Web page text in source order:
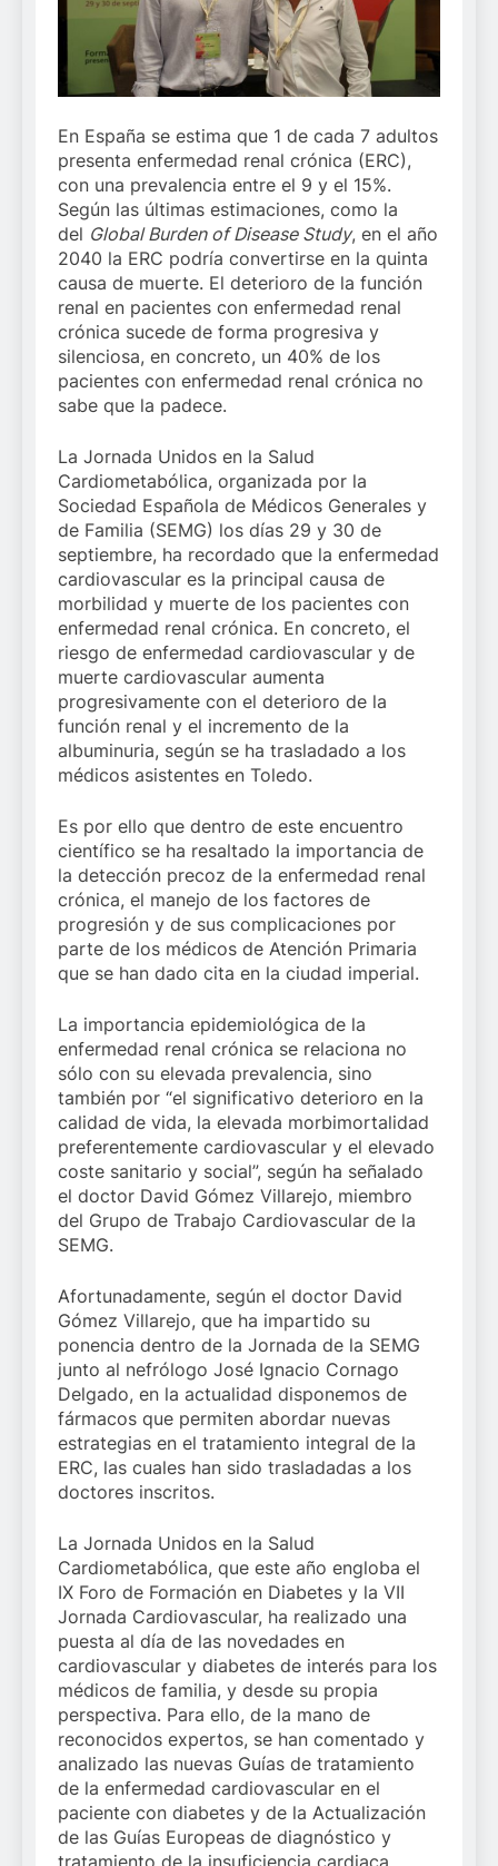
En España se estima que 1 de cada 7 adultos
presenta enfermedad renal crónica (ERC),
con una prevalencia entre el 9 y el 15%.
Según las últimas estimaciones, como la
del Global Burden of Disease Study, en el año
2040 la ERC podría convertirse en la quinta
causa de muerte. El deterioro de la función
renal en pacientes con enfermedad renal
crónica sucede de forma progresiva y
silenciosa, en concreto, un 40% de los
pacientes con enfermedad renal crónica no
sabe que la padece.
La Jornada Unidos en la Salud
Cardiometabólica, organizada por la
Sociedad Española de Médicos Generales y
de Familia (SEMG) los días 29 y 30 de
septiembre, ha recordado que la enfermedad
cardiovascular es la principal causa de
morbilidad y muerte de los pacientes con
enfermedad renal crónica. En concreto, el
riesgo de enfermedad cardiovascular y de
muerte cardiovascular aumenta
progresivamente con el deterioro de la
función renal y el incremento de la
albuminuria, según se ha trasladado a los
médicos asistentes en Toledo.
Es por ello que dentro de este encuentro
científico se ha resaltado la importancia de
la detección precoz de la enfermedad renal
crónica, el manejo de los factores de
progresión y de sus complicaciones por
parte de los médicos de Atención Primaria
que se han dado cita en la ciudad imperial.
La importancia epidemiológica de la
enfermedad renal crónica se relaciona no
sólo con su elevada prevalencia, sino
también por “el significativo deterioro en la
calidad de vida, la elevada morbimortalidad
preferentemente cardiovascular y el elevado
coste sanitario y social”, según ha señalado
el doctor David Gómez Villarejo, miembro
del Grupo de Trabajo Cardiovascular de la
SEMG.
Afortunadamente, según el doctor David
Gómez Villarejo, que ha impartido su
ponencia dentro de la Jornada de la SEMG
junto al nefrólogo José Ignacio Cornago
Delgado, en la actualidad disponemos de
fármacos que permiten abordar nuevas
estrategias en el tratamiento integral de la
ERC, las cuales han sido trasladadas a los
doctores inscritos.
La Jornada Unidos en la Salud
Cardiometabólica, que este año engloba el
IX Foro de Formación en Diabetes y la VII
Jornada Cardiovascular, ha realizado una
puesta al día de las novedades en
cardiovascular y diabetes de interés para los
médicos de familia, y desde su propia
perspectiva. Para ello, de la mano de
reconocidos expertos, se han comentado y
analizado las nuevas Guías de tratamiento
de la enfermedad cardiovascular en el
paciente con diabetes y de la Actualización
de las Guías Europeas de diagnóstico y